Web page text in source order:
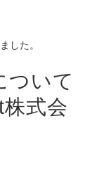
した。
ついて
式会